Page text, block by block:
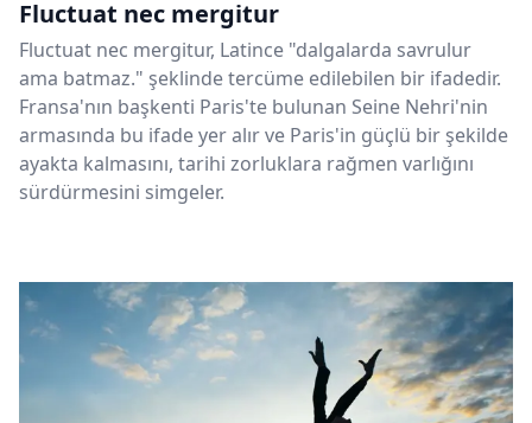
Fluctuat nec mergitur
Fluctuat nec mergitur, Latince "dalgalarda savrulur
ama batmaz." şeklinde tercüme edilebilen bir ifadedir.
Fransa'nın başkenti Paris'te bulunan Seine Nehri'nin
armasında bu ifade yer alır ve Paris'in güçlü bir şekilde
ayakta kalmasını, tarihi zorluklara rağmen varlığını
sürdürmesini simgeler.